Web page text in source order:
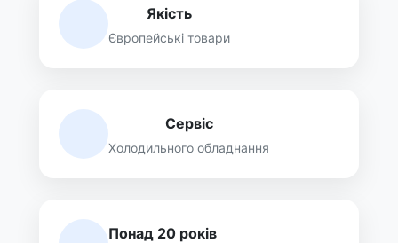
Якість
Європейські товари
Сервіс
Холодильного обладнання
Понад 20 років